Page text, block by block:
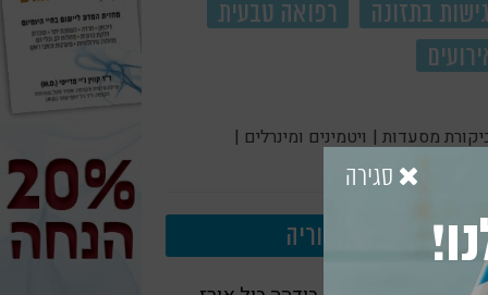
גישות בתזונה
רפואה טבעית
מסעדות | ויטמינים ומינרלים |
עוד בקטגוריה
סגירה